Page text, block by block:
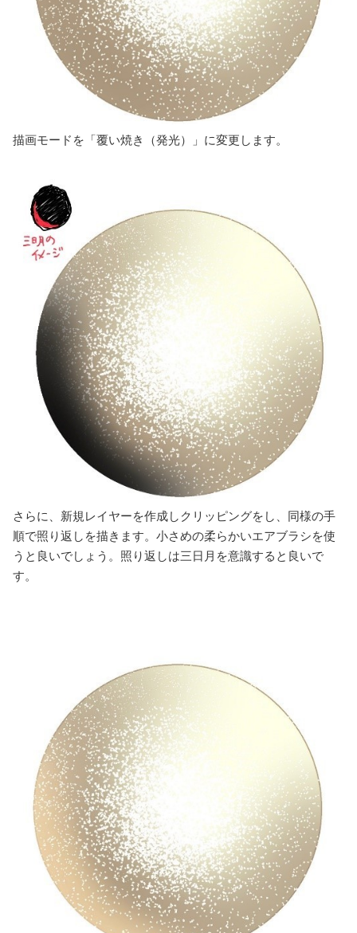
描画モードを「覆い焼き（発光）」に変更します。
さらに、新規レイヤーを作成しクリッピングをし、同様の手
順で照り返しを描きます。小さめの柔らかいエアブラシを使
うと良いでしょう。照り返しは三日月を意識すると良いで
す。